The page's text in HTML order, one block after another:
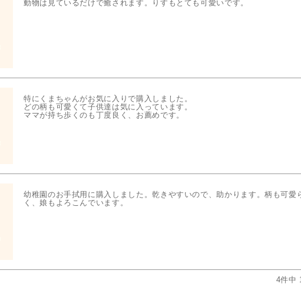
動物は見ているだけで癒されます。りすもとても可愛いです。
特にくまちゃんがお気に入りで購入しました。
どの柄も可愛くて子供達は気に入っています。
ママが持ち歩くのも丁度良く、お薦めです。
幼稚園のお手拭用に購入しました。乾きやすいので、助かります。柄も可愛
く、娘もよろこんでいます。
4件中